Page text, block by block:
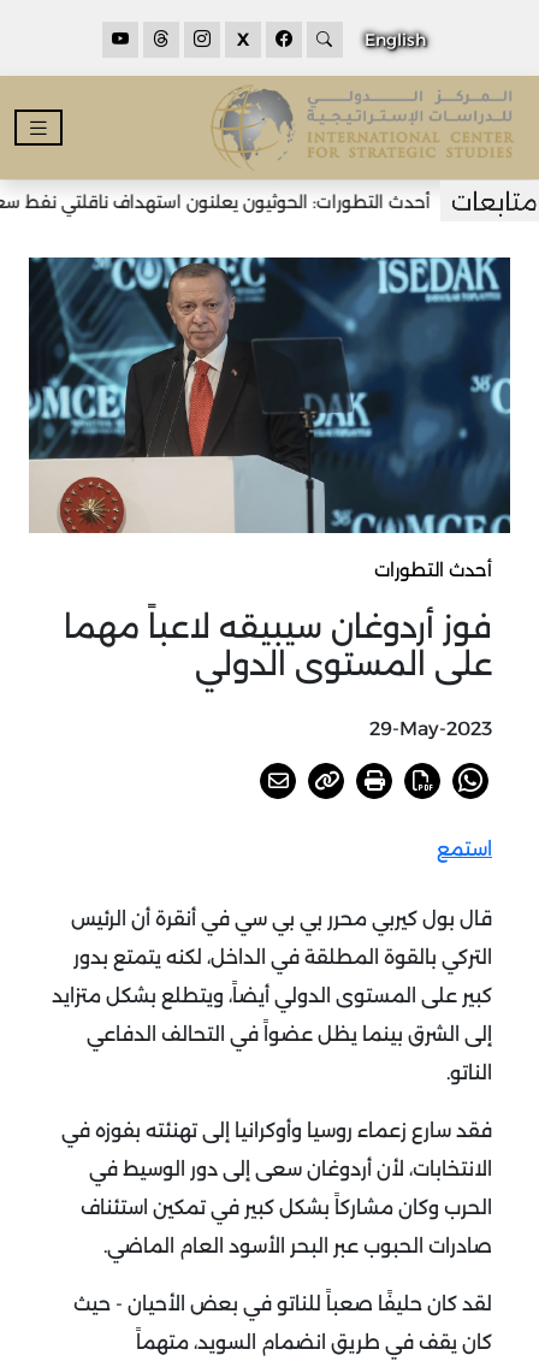
English
X
أحدث التطورات: الحوثيون يعلنون استهداف ناقلتي نفط
أحدث التطورات
فوز أردوغان سيبيقه لاعباً مهما
على المستوى الدولي
29-May-2023
استمع
قال بول كيربي محرر بي بي سي في أنقرة أن الرئيس
التركي بالقوة المطلقة في الداخل، لكنه يتمتع بدور
كبير على المستوى الدولي أيضاً، ويتطلع بشكل متزايد
إلى الشرق بينما يظل عضواً في التحالف الدفاعي
الناتو.
فقد سارع زعماء روسيا وأوكرانيا إلى تهنئته بفوزه في
الانتخابات، لأن أردوغان سعى إلى دور الوسيط في
الحرب وكان مشاركاً بشكل كبير في تمكين استئناف
صادرات الحبوب عبر البحر الأسود العام الماضي.
لقد كان حليفًا صعباً للناتو في بعض الأحيان - حيث
كان يقف في طريق انضمام السويد، متهماً